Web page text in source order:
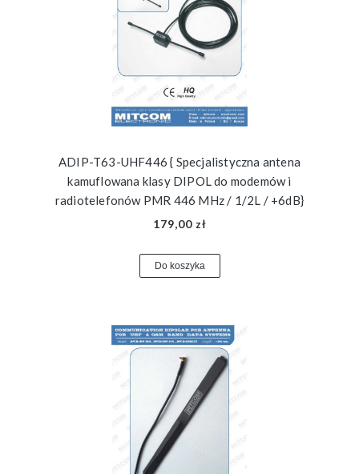
ADIP-T63-UHF446 { Specjalistyczna antena
kamuflowana klasy DIPOL do modemów i
radiotelefonów PMR 446 MHz / 1/2L / +6dB}
179,00 zł
Do koszyka